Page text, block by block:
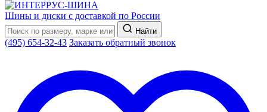
Шины и диски с доставкой по России
Найти
(495) 654-32-43 Заказать обратный звонок